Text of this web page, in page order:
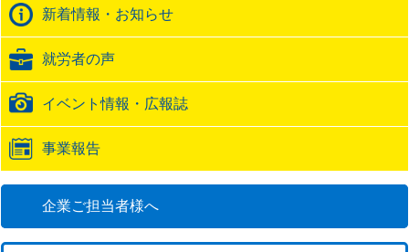
バ
ッ
ク
URL
新着情報・お知らせ
就労者の声
イベント情報・広報誌
事業報告
企業ご担当者様へ